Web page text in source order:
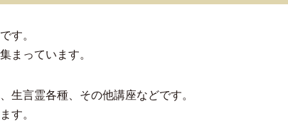
す。
まっています。
生言霊各種、その他講座などです。
す。